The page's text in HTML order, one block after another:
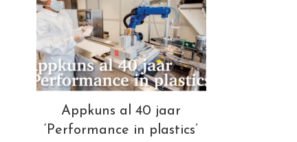
Appkuns al 40 jaar
‘Performance in plastics’
Appkuns al 40 jaar
‘Performance in plastics’